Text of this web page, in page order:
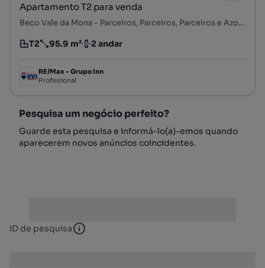
Apartamento T2 para venda
Beco Vale da Mona - Parceiros, Parceiros, Parceiros e Azoia, Leiria, Leiria
Tipologia
T2
Preço por metro quadrado
95.9 m²
Andar 2 andar
RE/Max - Grupo Inn
Profissional
Pesquisa um negócio perfeito?
Guarde esta pesquisa e informá-lo(a)-emos quando
aparecerem novos anúncios coincidentes.
ID de pesquisa ID de pesquisa